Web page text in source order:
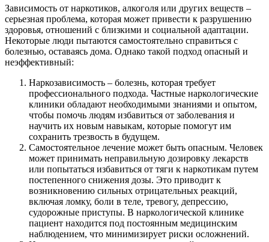
Зависимость от наркотиков, алкоголя или других веществ –
серьезная проблема, которая может привести к разрушению
здоровья, отношений с близкими и социальной адаптации.
Некоторые люди пытаются самостоятельно справиться с
болезнью, оставаясь дома. Однако такой подход опасный и
неэффективный:
Наркозависимость – болезнь, которая требует
профессионального подхода. Частные наркологические
клиники обладают необходимыми знаниями и опытом,
чтобы помочь людям избавиться от заболевания и
научить их новым навыкам, которые помогут им
сохранить трезвость в будущем.
Самостоятельное лечение может быть опасным. Человек
может принимать неправильную дозировку лекарств
или попытаться избавиться от тяги к наркотикам путем
постепенного снижения дозы. Это приводит к
возникновению сильных отрицательных реакций,
включая ломку, боли в теле, тревогу, депрессию,
судорожные приступы. В наркологической клинике
пациент находится под постоянным медицинским
наблюдением, что минимизирует риски осложнений.